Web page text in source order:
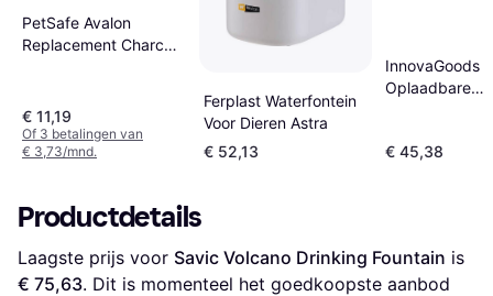
PetSafe Avalon
Replacement Charcoal
€ 11,19
Of 3 betalingen van
€ 3,73/mnd.
Ferplast Waterfontein
Voor Dieren Astra
€ 52,13
InnovaGoods
Oplaadbare
€ 45,38
Productdetails
Laagste prijs voor Savic Volcano Drinking Fountain
€ 75,63. Dit is momenteel het goedkoopste aanbod